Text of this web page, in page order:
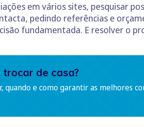
em vários sites, pesquisar
pedindo referências e
fundamentada. E resolver o
trocar de casa?
quando e como garantir as melhores